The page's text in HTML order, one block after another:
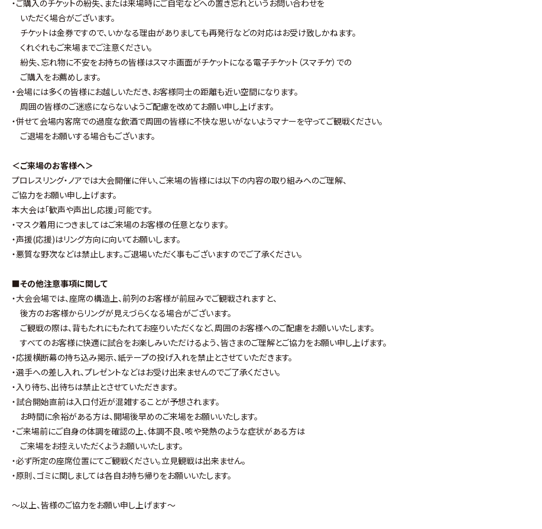
・ご購入のチケットの紛失、または来場時にご自宅などへの置き忘れというお問い合わせを
いただく場合がございます。
チケットは金券ですので、いかなる理由がありましても再発行などの対応はお受け致しかねます。
くれぐれもご来場までご注意ください。
紛失、忘れ物に不安をお持ちの皆様はスマホ画面がチケットになる電子チケット（スマチケ）での
ご購入をお薦めします。
・会場には多くの皆様にお越しいただき、お客様同士の距離も近い空間になります。
周囲の皆様のご迷惑にならないようご配慮を改めてお願い申し上げます。
・併せて会場内客席での過度な飲酒で周囲の皆様に不快な思いがないようマナーを守ってご観戦ください。
ご退場をお願いする場合もございます。
＜ご来場のお客様へ＞
プロレスリング・ノアでは大会開催に伴い、ご来場の皆様には以下の内容の取り組みへのご理解、
ご協力をお願い申し上げます。
本大会は｢歓声や声出し応援｣可能です。
・マスク着用につきましてはご来場のお客様の任意となります。
・声援(応援)はリング方向に向いてお願いします。
・悪質な野次などは禁止します。ご退場いただく事もございますのでご了承ください。
■その他注意事項に関して
・大会会場では、座席の構造上、前列のお客様が前屈みでご観戦されますと、
後方のお客様からリングが見えづらくなる場合がございます。
ご観戦の際は、背もたれにもたれてお座りいただくなど、周囲のお客様へのご配慮をお願いいたします。
すべてのお客様に快適に試合をお楽しみいただけるよう、皆さまのご理解とご協力をお願い申し上げます。
・応援横断幕の持ち込み掲示、紙テープの投げ入れを禁止とさせていただきます。
・選手への差し入れ、プレゼントなどはお受け出来ませんのでご了承ください。
・入り待ち、出待ちは禁止とさせていただきます。
・試合開始直前は入口付近が混雑することが予想されます。
お時間に余裕がある方は、開場後早めのご来場をお願いいたします。
・ご来場前にご自身の体調を確認の上、体調不良、咳や発熱のような症状がある方は
ご来場をお控えいただくようお願いいたします。
・必ず所定の座席位置にてご観戦ください。立見観戦は出来ません。
・原則、ゴミに関しましては各自お持ち帰りをお願いいたします。
～以上、皆様のご協力をお願い申し上げます～